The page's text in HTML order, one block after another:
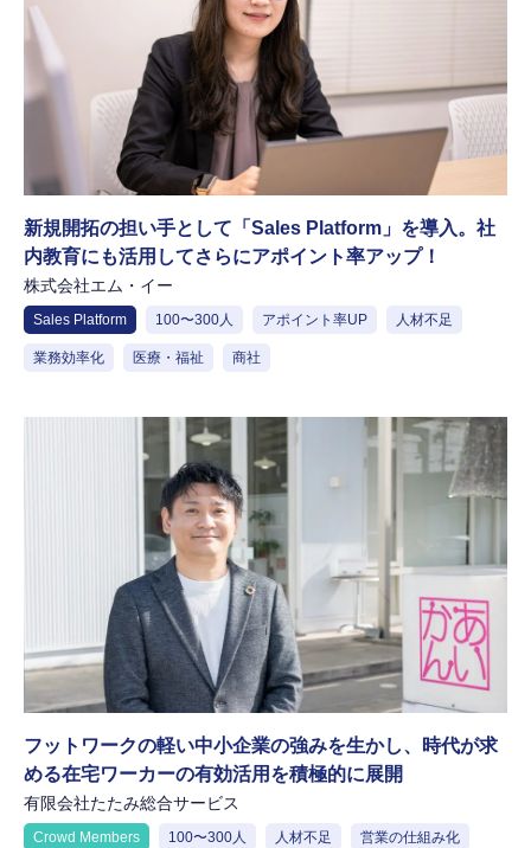
新規開拓の担い手として「Sales Platform」を導入。社
内教育にも活用してさらにアポイント率アップ！
株式会社エム・イー
Sales Platform 100〜300人 アポイント率UP 人材不足
業務効率化 医療・福祉 商社
フットワークの軽い中小企業の強みを生かし、時代が求
める在宅ワーカーの有効活用を積極的に展開
有限会社たたみ総合サービス
Crowd Members 100〜300人 人材不足 営業の仕組み化